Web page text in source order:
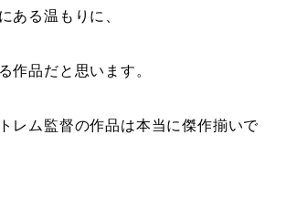
ある温もりに、
作品だと思います。
レム監督の作品は本当に傑作揃いで